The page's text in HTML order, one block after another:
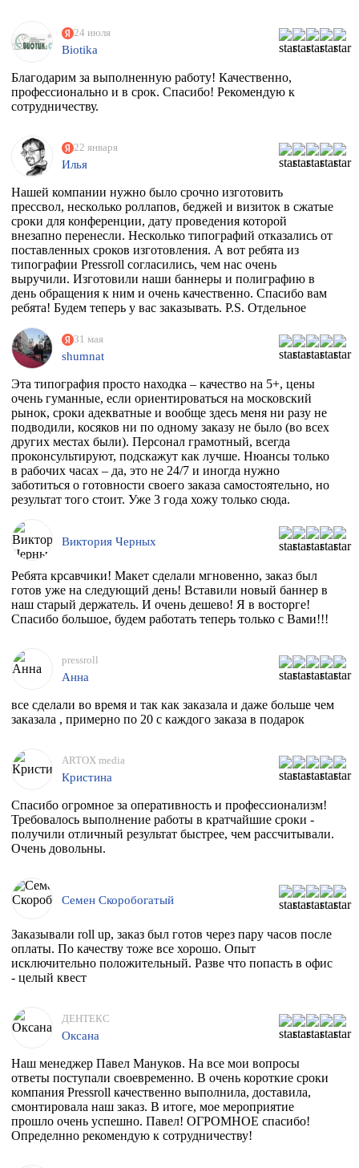
24 июля
Biotika
Благодарим за выполненную работу! Качественно,
профессионально и в срок. Спасибо! Рекомендую к
сотрудничеству.
22 января
Илья
Нашей компании нужно было срочно изготовить
прессвол, несколько роллапов, беджей и визиток в сжатые
сроки для конференции, дату проведения которой
внезапно перенесли. Несколько типографий отказались от
поставленных сроков изготовления. А вот ребята из
типографии Pressroll согласились, чем нас очень
выручили. Изготовили наши баннеры и полиграфию в
день обращения к ним и очень качественно. Спасибо вам
ребята! Будем теперь у вас заказывать. P.S. Отдельное
заказа квалифицированно всё растолковал и в
последствии сообщал нам о степени готовности заказа,
т.к. сроки нас поджимали.
31 мая
shumnat
Эта типография просто находка – качество на 5+, цены
очень гуманные, если ориентироваться на московский
рынок, сроки адекватные и вообще здесь меня ни разу не
подводили, косяков ни по одному заказу не было (во всех
других местах были). Персонал грамотный, всегда
проконсультируют, подскажут как лучше. Нюансы только
в рабочих часах – да, это не 24/7 и иногда нужно
заботиться о готовности своего заказа самостоятельно, но
результат того стоит. Уже 3 года хожу только сюда.
Виктория Черных
Ребята крсавчики! Макет сделали мгновенно, заказ был
готов уже на следующий день! Вставили новый баннер в
наш старый держатель. И очень дешево! Я в восторге!
Спасибо большое, будем работать теперь только с Вами!!!
pressroll
Анна
все сделали во время и так как заказала и даже больше чем
заказала , примерно по 20 с каждого заказа в подарок
ARTOX media
Кристина
Спасибо огромное за оперативность и профессионализм!
Требовалось выполнение работы в кратчайшие сроки -
получили отличный результат быстрее, чем рассчитывали.
Очень довольны.
Семен Скоробогатый
Заказывали roll up, заказ был готов через пару часов после
оплаты. По качеству тоже все хорошо. Опыт
исключительно положительный. Разве что попасть в офис
- целый квест
ДЕНТЕКС
Оксана
Наш менеджер Павел Мануков. На все мои вопросы
ответы поступали своевременно. В очень короткие сроки
компания Pressroll качественно выполнила, доставила,
смонтировала наш заказ. В итоге, мое мероприятие
прошло очень успешно. Павел! ОГРОМНОЕ спасибо!
Определнно рекомендую к сотрудничеству!